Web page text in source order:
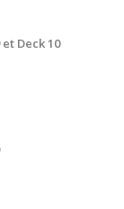
Deck 10